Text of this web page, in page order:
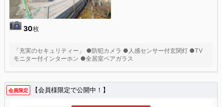
30枚
「充実のセキュリティー」 ●防犯カメラ ●人感センサー付玄関灯 ●TV
モニター付インターホン ●全居室ペアガラス
会員限定 【会員様限定で公開中！】